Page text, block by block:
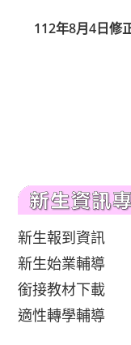
112年8月4日修
新生報到資訊
新生始業輔導
銜接教材下載
適性轉學輔導